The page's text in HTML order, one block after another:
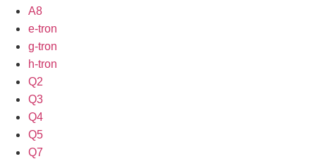
A8
e-tron
g-tron
h-tron
Q2
Q3
Q4
Q5
Q7